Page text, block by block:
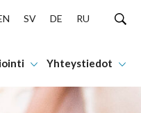
SV DE RU
Yhteystiedot